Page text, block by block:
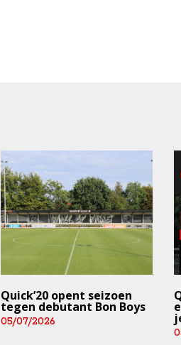
Quick’20 opent seizoen
tegen debutant Bon Boys
05/07/2026